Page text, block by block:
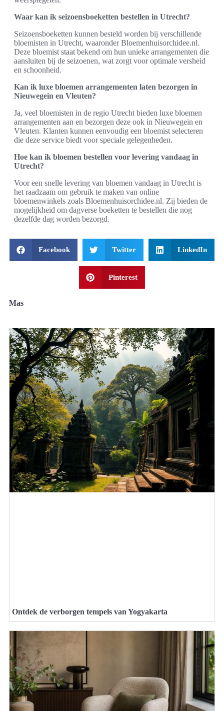
Waar kan ik seizoensboeketten bestellen in Utrecht?
Seizoensboeketten kunnen besteld worden bij verschillende
bloemisten in Utrecht, waaronder Bloemenhuisorchidee.nl.
Deze bloemist staat bekend om hun unieke arrangementen die
aansluiten bij de seizoenen, wat zorgt voor optimale versheid
en schoonheid.
Kan ik luxe bloemen arrangementen laten bezorgen in
Nieuwegein en Vleuten?
Ja, veel bloemisten in de regio Utrecht bieden luxe bloemen
arrangementen aan en bezorgen deze ook in Nieuwegein en
Vleuten. Klanten kunnen eenvoudig een bloemist selecteren
die deze service biedt voor speciale gelegenheden.
Hoe kan ik bloemen bestellen voor levering vandaag in
Utrecht?
Voor een snelle levering van bloemen vandaag in Utrecht is
het raadzaam om gebruik te maken van online
bloemenwinkels zoals Bloemenhuisorchidee.nl. Zij bieden de
mogelijkheid om dagverse boeketten te bestellen die nog
dezelfde dag worden bezorgd.
Facebook Twitter LinkedIn
Pinterest
Mas
Ontdek de verborgen tempels van Yogyakarta